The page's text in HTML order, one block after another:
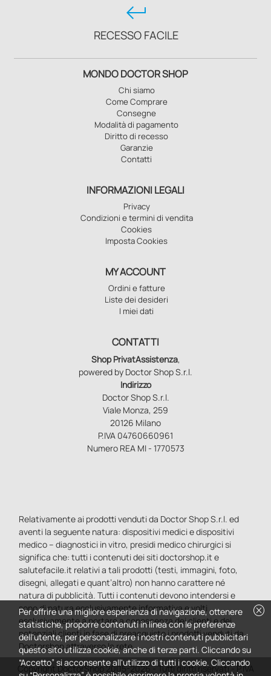
keyboard_return
RECESSO FACILE
MONDO DOCTOR SHOP
Chi siamo
Come Comprare
Consegne
Modalità di pagamento
Diritto di recesso
Garanzie
Contatti
INFORMAZIONI LEGALI
Privacy
Condizioni e termini di vendita
Cookies
Imposta Cookies
MY ACCOUNT
Ordini e fatture
Liste dei desideri
I miei dati
CONTATTI
Shop PrivatAssistenza,
powered by Doctor Shop S.r.l.
Indirizzo
Doctor Shop S.r.l.
Viale Monza, 259
20126 Milano
P.IVA 04760660961
Numero REA MI - 1770573
Relativamente ai prodotti venduti da Doctor Shop S.r.l. ed
aventi la seguente natura: dispositivi medici e dispositivi
medico – diagnostici in vitro, presidi medico chirurgici si
significa che: tutti i contenuti dei siti doctorshop.it e
salutefacile.it relativi a tali prodotti (testi, immagini, foto,
disegni, allegati e quant’altro) non hanno carattere né
natura di pubblicità. Tutti i contenuti devono intendersi e
sono di natura esclusivamente informativa e volti
esclusivamente a portare a conoscenza dei clienti e dei
potenziali clienti in fase di preacquisto i prodotti venduti da
Doctorshop attraverso la rete.
Copyright DoctorShop 2005-2026 - Tutti diritti riservati - P.IVA
cancel
Per offrire una migliore esperienza di navigazione, ottenere
statistiche, proporre contenuti in linea con le preferenze
dell'utente, per personalizzare i nostri contenuti pubblicitari
questo sito utilizza cookie, anche di terze parti. Cliccando su
“Accetto” si acconsente all'utilizzo di tutti i cookie. Cliccando